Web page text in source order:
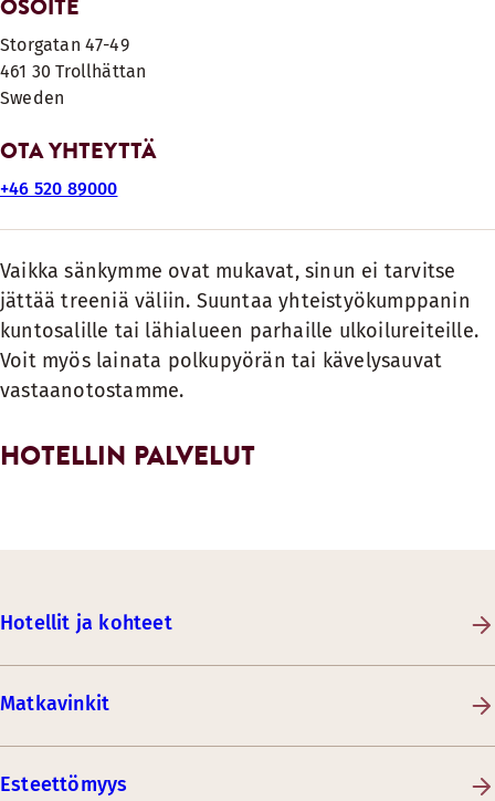
OSOITE
Storgatan 47-49
461 30 Trollhättan
Sweden
OTA YHTEYTTÄ
+46 520 89000
Vaikka sänkymme ovat mukavat, sinun ei tarvitse
jättää treeniä väliin. Suuntaa yhteistyökumppanin
kuntosalille tai lähialueen parhaille ulkoilureiteille.
Voit myös lainata polkupyörän tai kävelysauvat
vastaanotostamme.
HOTELLIN PALVELUT
Hotellit ja kohteet
Matkavinkit
Esteettömyys